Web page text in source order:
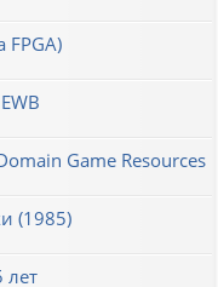
FPGA)
Game Resources
(1985)
лет